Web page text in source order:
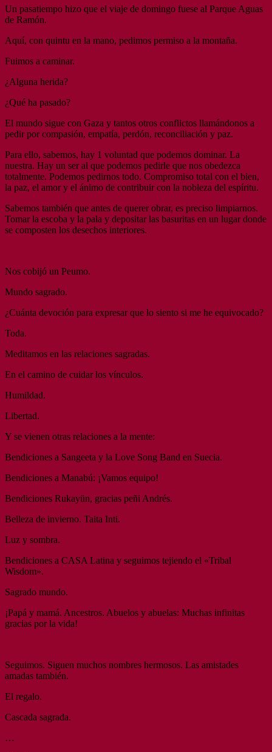
Un pasatiempo hizo que el viaje de domingo fuese al Parque Aguas
de Ramón.
Aquí, con quintu en la mano, pedimos permiso a la montaña.
Fuimos a caminar.
¿Alguna herida?
¿Qué ha pasado?
El mundo sigue con Gaza y tantos otros conflictos llamándonos a
pedir por compasión, empatía, perdón, reconciliación y paz.
Para ello, sabemos, hay 1 voluntad que podemos dominar. La
nuestra. Hay un ser al que podemos pedirle que nos obedezca
totalmente. Podemos pedirnos todo. Compromiso total con el bien,
la paz, el amor y el ánimo de contribuir con la nobleza del espíritu.
Sabemos también que antes de querer obrar, es preciso limpiarnos.
Tomar la escoba y la pala y depositar las basuritas en un lugar donde
se composten los desechos interiores.
Nos cobijó un Peumo.
Mundo sagrado.
¿Cuánta devoción para expresar que lo siento si me he equivocado?
Toda.
Meditamos en las relaciones sagradas.
En el camino de cuidar los vínculos.
Humildad.
Libertad.
Y se vienen otras relaciones a la mente:
Bendiciones a Sangeeta y la Love Song Band en Suecia.
Bendiciones a Manabú: ¡Vamos equipo!
Bendiciones Rukayün, gracias peñi Andrés.
Belleza de invierno. Taita Inti.
Luz y sombra.
Bendiciones a CASA Latina y seguimos tejiendo el «Tribal
Wisdom».
Sagrado mundo.
¡Papá y mamá. Ancestros. Abuelos y abuelas: Muchas infinitas
gracias por la vida!
Seguimos. Siguen muchos nombres hermosos. Las amistades
amadas también.
El regalo.
Cascada sagrada.
…